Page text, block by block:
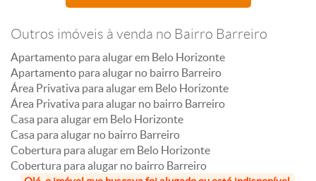
Outros imóveis à venda no Bairro Barreiro
Apartamento para alugar em Belo Horizonte
Apartamento para alugar no bairro Barreiro
Área Privativa para alugar em Belo Horizonte
Área Privativa para alugar no bairro Barreiro
Casa para alugar em Belo Horizonte
Casa para alugar no bairro Barreiro
Cobertura para alugar em Belo Horizonte
Cobertura para alugar no bairro Barreiro